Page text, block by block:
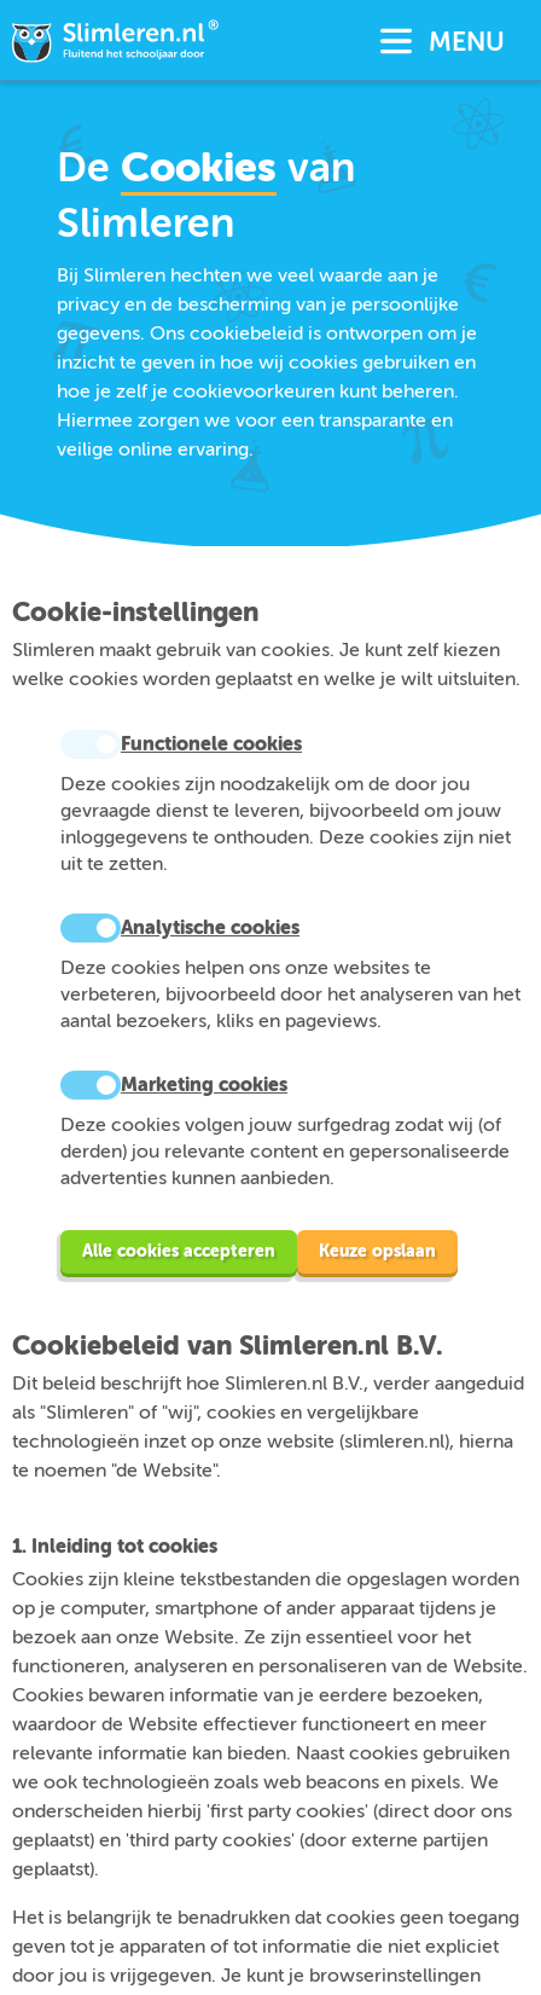
MENU
De Cookies van
Slimleren
Bij Slimleren hechten we veel waarde aan je
privacy en de bescherming van je persoonlijke
gegevens. Ons cookiebeleid is ontworpen om je
inzicht te geven in hoe wij cookies gebruiken en
hoe je zelf je cookievoorkeuren kunt beheren.
Hiermee zorgen we voor een transparante en
veilige online ervaring.
Cookie-instellingen
Slimleren maakt gebruik van cookies. Je kunt zelf kiezen
welke cookies worden geplaatst en welke je wilt uitsluiten.
Functionele cookies
Deze cookies zijn noodzakelijk om de door jou
gevraagde dienst te leveren, bijvoorbeeld om jouw
inloggegevens te onthouden. Deze cookies zijn niet
uit te zetten.
Analytische cookies
Deze cookies helpen ons onze websites te
verbeteren, bijvoorbeeld door het analyseren van het
aantal bezoekers, kliks en pageviews.
Marketing cookies
Deze cookies volgen jouw surfgedrag zodat wij (of
derden) jou relevante content en gepersonaliseerde
advertenties kunnen aanbieden.
Alle cookies accepteren Keuze opslaan
Cookiebeleid van Slimleren.nl B.V.
Dit beleid beschrijft hoe Slimleren.nl B.V., verder aangeduid
als "Slimleren" of "wij", cookies en vergelijkbare
technologieën inzet op onze website (slimleren.nl), hierna
te noemen "de Website".
1. Inleiding tot cookies
Cookies zijn kleine tekstbestanden die opgeslagen worden
op je computer, smartphone of ander apparaat tijdens je
bezoek aan onze Website. Ze zijn essentieel voor het
functioneren, analyseren en personaliseren van de Website.
Cookies bewaren informatie van je eerdere bezoeken,
waardoor de Website effectiever functioneert en meer
relevante informatie kan bieden. Naast cookies gebruiken
we ook technologieën zoals web beacons en pixels. We
onderscheiden hierbij 'first party cookies' (direct door ons
geplaatst) en 'third party cookies' (door externe partijen
geplaatst).
Het is belangrijk te benadrukken dat cookies geen toegang
geven tot je apparaten of tot informatie die niet expliciet
door jou is vrijgegeven. Je kunt je browserinstellingen